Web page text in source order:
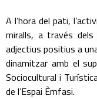
A l’hora del pati,
miralls, a través dels
adjectius positius a
dinamitzar amb el
Sociocultural i
de l’Espai Èmfasi.